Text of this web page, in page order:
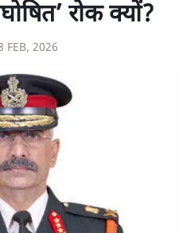
रोक क्यों?
FEB, 2026